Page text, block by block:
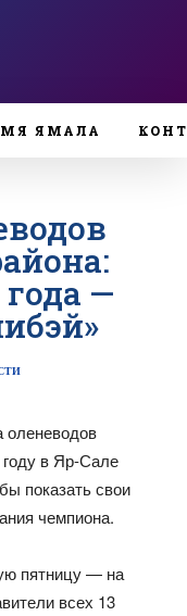
ЯМАЛА
—
оленеводов
году в Яр-Сале
показать свои
чемпиона.
пятницу — на
всех 13